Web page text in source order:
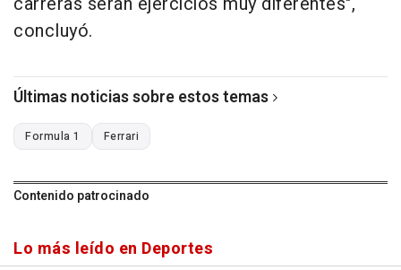
concluyó.
Últimas noticias sobre estos temas
Formula 1 Ferrari
Contenido patrocinado
Lo más leído en Deportes